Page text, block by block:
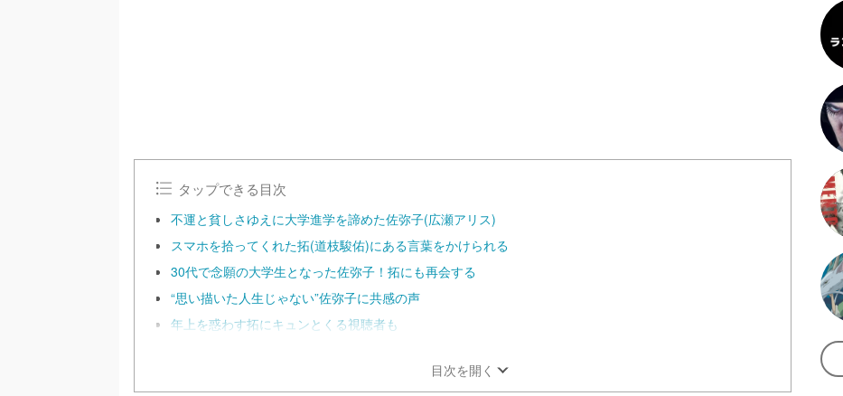
タップできる目次
不運と貧しさゆえに大学進学を諦めた佐弥子(広瀬アリス)
スマホを拾ってくれた拓(道枝駿佑)にある言葉をかけられる
30代で念願の大学生となった佐弥子！拓にも再会する
“思い描いた人生じゃない”佐弥子に共感の声
年上を惑わす拓にキュンとくる視聴者も
目次を開く